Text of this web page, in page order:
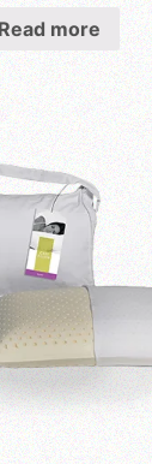
Read more